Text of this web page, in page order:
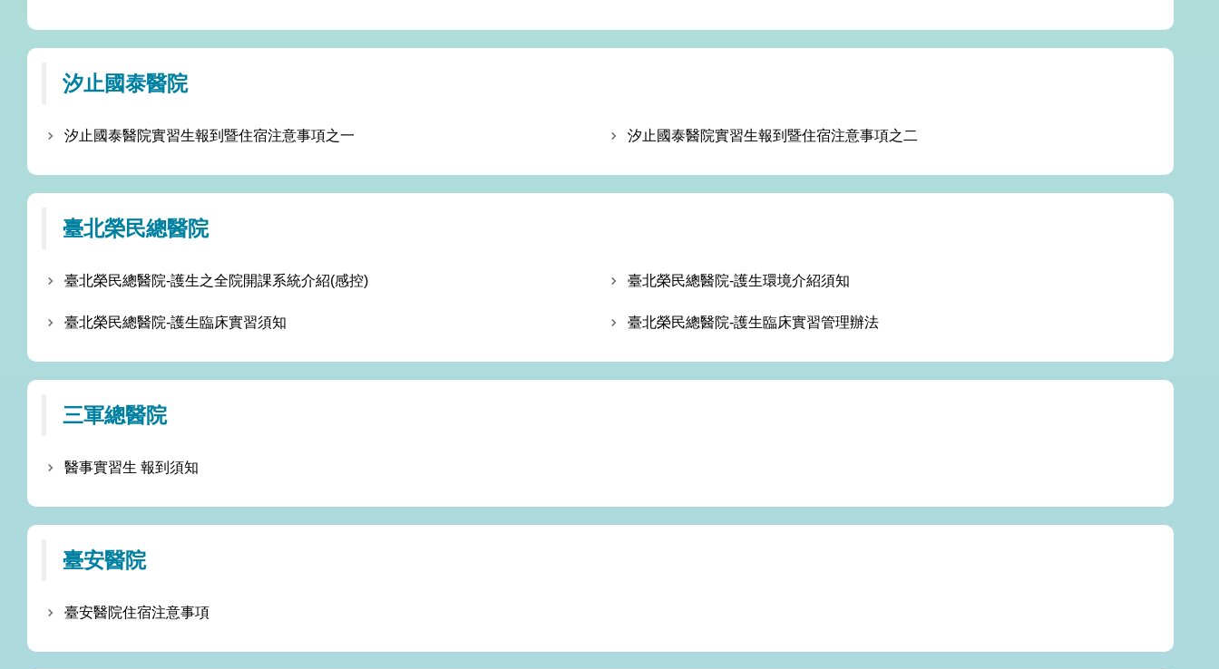
汐止國泰醫院
汐止國泰醫院實習生報到暨住宿注意事項之一 汐止國泰醫院實習生報到暨住宿注意事項之二
臺北榮民總醫院
臺北榮民總醫院-護生之全院開課系統介紹(感控) 臺北榮民總醫院-護生環境介紹須知
臺北榮民總醫院-護生臨床實習須知 臺北榮民總醫院-護生臨床實習管理辦法
三軍總醫院
醫事實習生 報到須知
臺安醫院
臺安醫院住宿注意事項